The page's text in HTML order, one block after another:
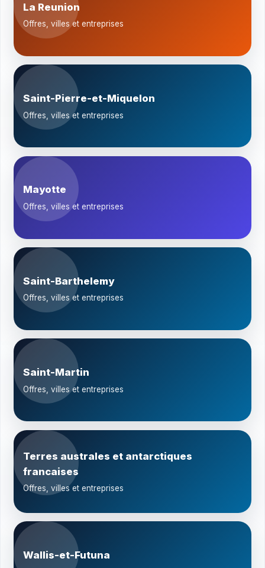
La Reunion
Offres, villes et entreprises
Saint-Pierre-et-Miquelon
Offres, villes et entreprises
Mayotte
Offres, villes et entreprises
Saint-Barthelemy
Offres, villes et entreprises
Saint-Martin
Offres, villes et entreprises
Terres australes et antarctiques
francaises
Offres, villes et entreprises
Wallis-et-Futuna